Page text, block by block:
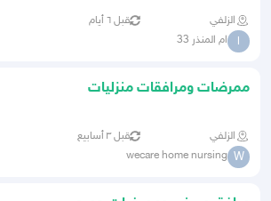
الزلفي قبل ٦ أيام
ا ام المنذر 33
ممرضات ومرافقات منزليات
الزلفي قبل ٣ أسابيع
W
wecare home nursing